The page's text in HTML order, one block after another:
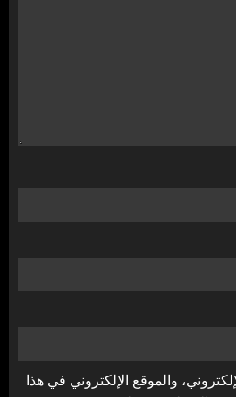
والموقع الإلكتروني في هذا